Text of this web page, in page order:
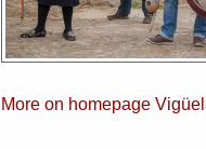
More on homepage